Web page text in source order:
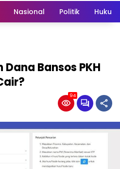
Nasional Politik
Bansos PKH
94